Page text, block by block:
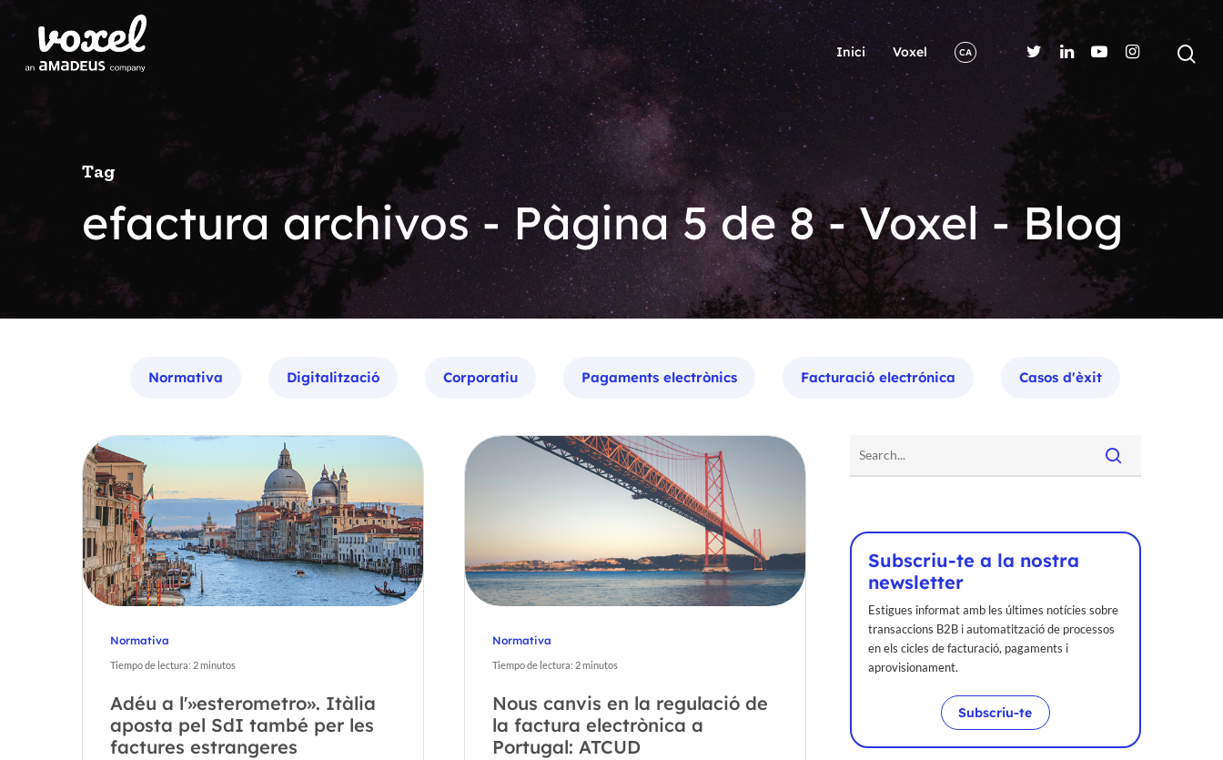
Inici Voxel CA
Tag
efactura archivos - Pàgina 5 de 8 - Voxel - Blog
Normativa Digitalització Corporatiu Pagaments electrònics Facturació electrónica Casos d'èxit
Normativa
Tiempo de lectura: 2minutos
Adéu a l'»esterometro». Itàlia
aposta pel SdI també per les
factures estrangeres
Normativa
Tiempo de lectura: 2minutos
Nous canvis en la regulació de
la factura electrònica a
Portugal: ATCUD
Subscriu-te a la nostra
newsletter
Estigues informat amb les últimes notícies sobre
transaccions B2B i automatització de processos
en els cicles de facturació, pagaments i
aprovisionament.
Subscriu-te